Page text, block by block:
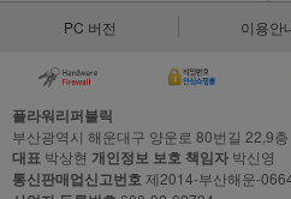
PC 버전 이용안
플라워리퍼블릭
부산광역시 해운대구 양운로 80번길 22,9층
대표 박상현 개인정보 보호 책임자 박신영
통신판매업신고번호제2014-부산해운-